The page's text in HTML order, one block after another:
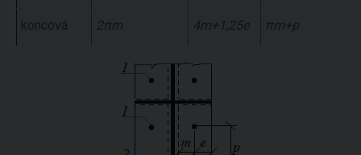
koncová 2πm 4m+1,25e πm+p